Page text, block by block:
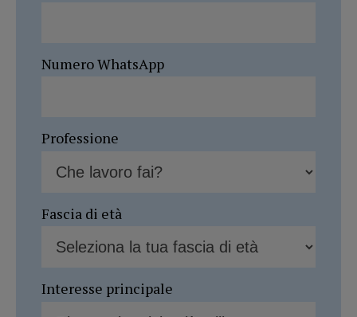
Numero WhatsApp
Professione
Fascia di età
Interesse principale